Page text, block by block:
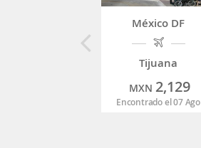
México DF
Tijuana
MXN 2,129
Encontrado el 07 Ago